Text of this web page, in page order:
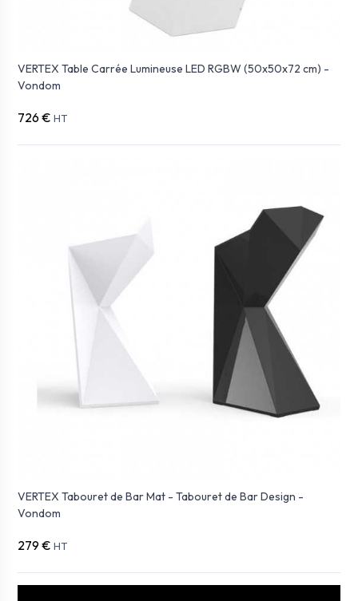
VERTEX Table Carrée Lumineuse LED RGBW (50x50x72 cm) -
Vondom
726 € HT
VERTEX Tabouret de Bar Mat - Tabouret de Bar Design -
Vondom
279 € HT